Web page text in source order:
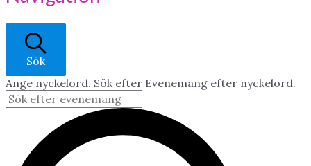
december
2025
Sök
Ange nyckelord. Sök efter Evenemang efter nyckelord.